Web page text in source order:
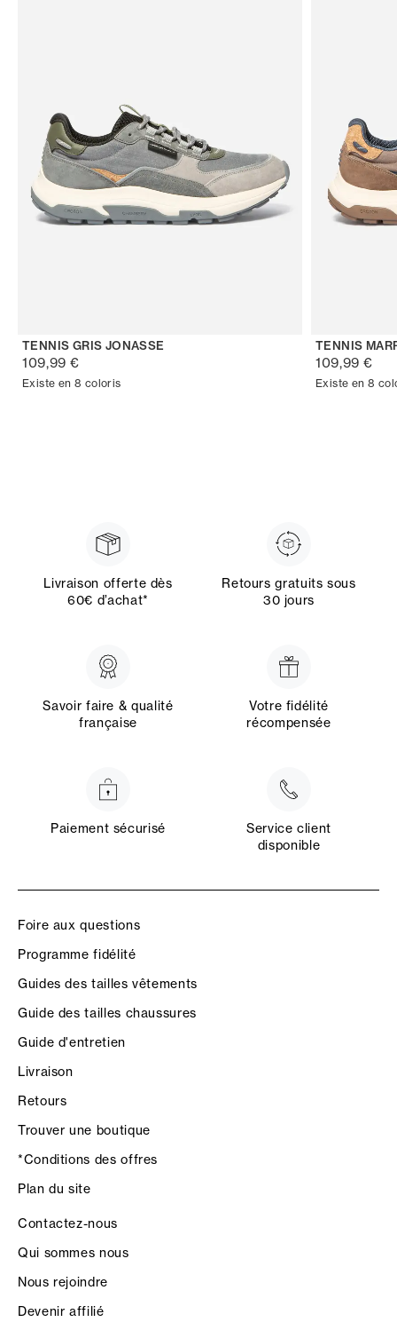
TENNIS GRIS JONASSE
109,99 €
Existe en 8 coloris
TENNIS
109,99 €
Existe en 8
Livraison offerte dès
60€ d’achat*
Retours gratuits sous
30 jours
Savoir faire & qualité
française
Votre fidélité
récompensée
Paiement sécurisé
Service client
disponible
Foire aux questions
Programme fidélité
Guides des tailles vêtements
Guide des tailles chaussures
Guide d'entretien
Livraison
Retours
Trouver une boutique
*Conditions des offres
Plan du site
Contactez-nous
Qui sommes nous
Nous rejoindre
Devenir affilié